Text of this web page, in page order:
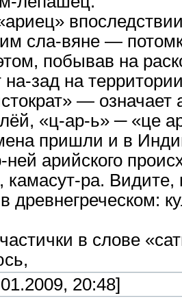
сла-вяне —
побывав на
на-зад на
—
лёй, «ц-ар-ь» ─ «це
пришли и в
ней арийского
камасут-ра. Видите,
древнегреческом:
в слове
20:48]